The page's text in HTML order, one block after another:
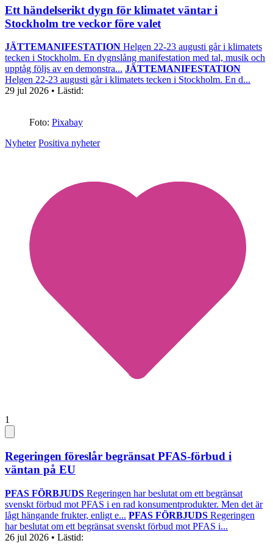
Ett händelserikt dygn för klimatet väntar i
Stockholm tre veckor före valet
JÄTTEMANIFESTATION Helgen 22-23 augusti går i klimatets
tecken i Stockholm. En dygnslång manifestation med tal, musik och
upptåg följs av en demonstra... JÄTTEMANIFESTATION
Helgen 22-23 augusti går i klimatets tecken i Stockholm. En d...
29 jul 2026 • Lästid:
Foto: Pixabay
Nyheter Positiva nyheter
1
Regeringen föreslår begränsat PFAS-förbud i
väntan på EU
PFAS FÖRBJUDS Regeringen har beslutat om ett begränsat
svenskt förbud mot PFAS i en rad konsumentprodukter. Men det är
lågt hängande frukter, enligt e... PFAS FÖRBJUDS Regeringen
har beslutat om ett begränsat svenskt förbud mot PFAS i...
26 jul 2026 • Lästid: